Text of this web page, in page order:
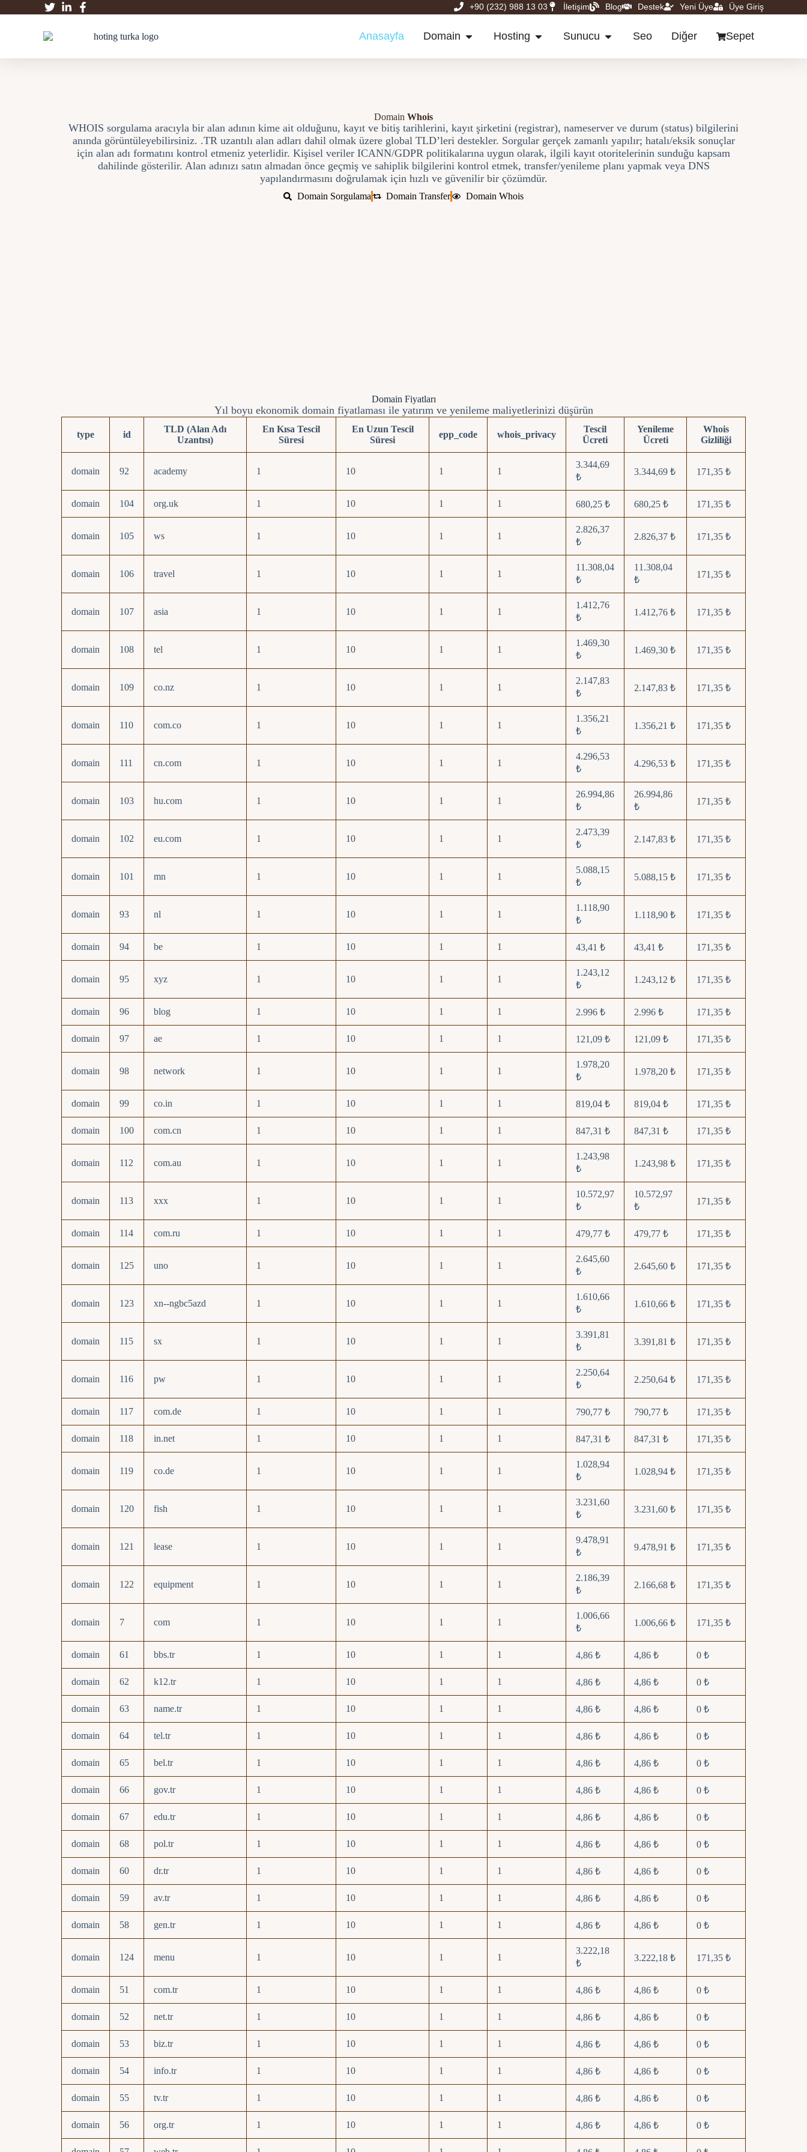
+90 (232) 988 13 03 İletişim Blog Destek Yeni Üye Üye Giriş
Anasayfa Domain Hosting Sunucu Seo Diğer Sepet
Domain Whois
WHOIS sorgulama aracıyla bir alan adının kime ait olduğunu, kayıt ve bitiş tarihlerini, kayıt şirketini (registrar), nameserver ve durum (status) bilgilerini
anında görüntüleyebilirsiniz. .TR uzantılı alan adları dahil olmak üzere global TLD’leri destekler. Sorgular gerçek zamanlı yapılır; hatalı/eksik sonuçlar
için alan adı formatını kontrol etmeniz yeterlidir. Kişisel veriler ICANN/GDPR politikalarına uygun olarak, ilgili kayıt otoritelerinin sunduğu kapsam
dahilinde gösterilir. Alan adınızı satın almadan önce geçmiş ve sahiplik bilgilerini kontrol etmek, transfer/yenileme planı yapmak veya DNS
yapılandırmasını doğrulamak için hızlı ve güvenilir bir çözümdür.
Domain Sorgulama Domain Transfer Domain Whois
Domain Fiyatları
Yıl boyu ekonomik domain fiyatlaması ile yatırım ve yenileme maliyetlerinizi düşürün
type id
TLD (Alan Adı
Uzantısı)
En Kısa Tescil
Süresi
En Uzun Tescil
Süresi
epp_code whois_privacy
Tescil
Ücreti
Yenileme
Ücreti
Whois
Gizliliği
domain 92 academy 1 10 1 1
3.344,69
₺
3.344,69 ₺ 171,35 ₺
domain 104 org.uk 1 10 1 1 680,25 ₺ 680,25 ₺ 171,35 ₺
domain 105 ws 1 10 1 1
2.826,37
₺
2.826,37 ₺ 171,35 ₺
domain 106 travel 1 10 1 1
11.308,04
₺
11.308,04
₺
171,35 ₺
domain 107 asia 1 10 1 1
1.412,76
₺
1.412,76 ₺ 171,35 ₺
domain 108 tel 1 10 1 1
1.469,30
₺
1.469,30 ₺ 171,35 ₺
domain 109 co.nz 1 10 1 1
2.147,83
₺
2.147,83 ₺ 171,35 ₺
domain 110 com.co 1 10 1 1
1.356,21
₺
1.356,21 ₺ 171,35 ₺
domain 111 cn.com 1 10 1 1
4.296,53
₺
4.296,53 ₺ 171,35 ₺
domain 103 hu.com 1 10 1 1
26.994,86
₺
26.994,86
₺
171,35 ₺
domain 102 eu.com 1 10 1 1
2.473,39
₺
2.147,83 ₺ 171,35 ₺
domain 101 mn 1 10 1 1
5.088,15
₺
5.088,15 ₺ 171,35 ₺
domain 93 nl 1 10 1 1
1.118,90
₺
1.118,90 ₺ 171,35 ₺
domain 94 be 1 10 1 1 43,41 ₺ 43,41 ₺ 171,35 ₺
domain 95 xyz 1 10 1 1
1.243,12
₺
1.243,12 ₺ 171,35 ₺
domain 96 blog 1 10 1 1 2.996 ₺ 2.996 ₺ 171,35 ₺
domain 97 ae 1 10 1 1 121,09 ₺ 121,09 ₺ 171,35 ₺
domain 98 network 1 10 1 1
1.978,20
₺
1.978,20 ₺ 171,35 ₺
domain 99 co.in 1 10 1 1 819,04 ₺ 819,04 ₺ 171,35 ₺
domain 100 com.cn 1 10 1 1 847,31 ₺ 847,31 ₺ 171,35 ₺
domain 112 com.au 1 10 1 1
1.243,98
₺
1.243,98 ₺ 171,35 ₺
domain 113 xxx 1 10 1 1
10.572,97
₺
10.572,97
₺
171,35 ₺
domain 114 com.ru 1 10 1 1 479,77 ₺ 479,77 ₺ 171,35 ₺
domain 125 uno 1 10 1 1
2.645,60
₺
2.645,60 ₺ 171,35 ₺
domain 123 xn--ngbc5azd 1 10 1 1
1.610,66
₺
1.610,66 ₺ 171,35 ₺
domain 115 sx 1 10 1 1
3.391,81
₺
3.391,81 ₺ 171,35 ₺
domain 116 pw 1 10 1 1
2.250,64
₺
2.250,64 ₺ 171,35 ₺
domain 117 com.de 1 10 1 1 790,77 ₺ 790,77 ₺ 171,35 ₺
domain 118 in.net 1 10 1 1 847,31 ₺ 847,31 ₺ 171,35 ₺
domain 119 co.de 1 10 1 1
1.028,94
₺
1.028,94 ₺ 171,35 ₺
domain 120 fish 1 10 1 1
3.231,60
₺
3.231,60 ₺ 171,35 ₺
domain 121 lease 1 10 1 1
9.478,91
₺
9.478,91 ₺ 171,35 ₺
domain 122 equipment 1 10 1 1
2.186,39
₺
2.166,68 ₺ 171,35 ₺
domain 7 com 1 10 1 1
1.006,66
₺
1.006,66 ₺ 171,35 ₺
domain 61 bbs.tr 1 10 1 1 4,86 ₺ 4,86 ₺ 0 ₺
domain 62 k12.tr 1 10 1 1 4,86 ₺ 4,86 ₺ 0 ₺
domain 63 name.tr 1 10 1 1 4,86 ₺ 4,86 ₺ 0 ₺
domain 64 tel.tr 1 10 1 1 4,86 ₺ 4,86 ₺ 0 ₺
domain 65 bel.tr 1 10 1 1 4,86 ₺ 4,86 ₺ 0 ₺
domain 66 gov.tr 1 10 1 1 4,86 ₺ 4,86 ₺ 0 ₺
domain 67 edu.tr 1 10 1 1 4,86 ₺ 4,86 ₺ 0 ₺
domain 68 pol.tr 1 10 1 1 4,86 ₺ 4,86 ₺ 0 ₺
domain 60 dr.tr 1 10 1 1 4,86 ₺ 4,86 ₺ 0 ₺
domain 59 av.tr 1 10 1 1 4,86 ₺ 4,86 ₺ 0 ₺
domain 58 gen.tr 1 10 1 1 4,86 ₺ 4,86 ₺ 0 ₺
domain 124 menu 1 10 1 1
3.222,18
₺
3.222,18 ₺ 171,35 ₺
domain 51 com.tr 1 10 1 1 4,86 ₺ 4,86 ₺ 0 ₺
domain 52 net.tr 1 10 1 1 4,86 ₺ 4,86 ₺ 0 ₺
domain 53 biz.tr 1 10 1 1 4,86 ₺ 4,86 ₺ 0 ₺
domain 54 info.tr 1 10 1 1 4,86 ₺ 4,86 ₺ 0 ₺
domain 55 tv.tr 1 10 1 1 4,86 ₺ 4,86 ₺ 0 ₺
domain 56 org.tr 1 10 1 1 4,86 ₺ 4,86 ₺ 0 ₺